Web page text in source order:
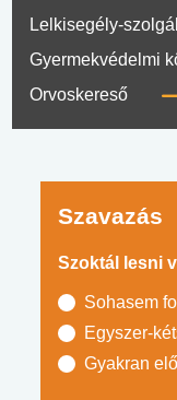
Lelkisegély-
Gyermekvédelmi
Orvoskereső
Szavazás
Szoktál lesni
Sohasem
Egyszer-
Gyakran